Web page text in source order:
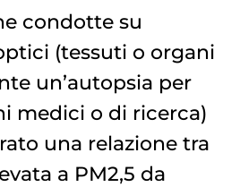
condotte su
(tessuti o organi
un’autopsia per
medici o di ricerca)
una relazione tra
a PM2,5 da